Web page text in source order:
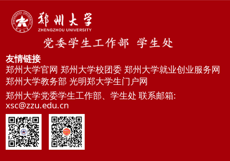
友情链接
郑州大学官网 郑州大学校团委 郑州大学就业创业服务网
郑州大学教务部 光明郑大学生门户网
郑州大学党委学生工作部、学生处 联系邮箱:
xsc@zzu.edu.cn